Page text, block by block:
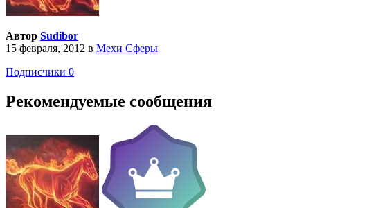
Автор Sudibor
15 февраля, 2012 в Мехи Сферы
Подписчики 0
Рекомендуемые сообщения